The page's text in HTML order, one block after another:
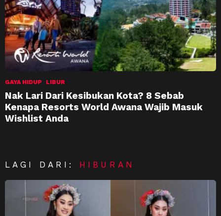
GAYA HIDUP LIBUR
Nak Lari Dari Kesibukan Kota? 8 Sebab
Kenapa Resorts World Awana Wajib Masuk
Wishlist Anda
LAGI DARI: HIBURAN